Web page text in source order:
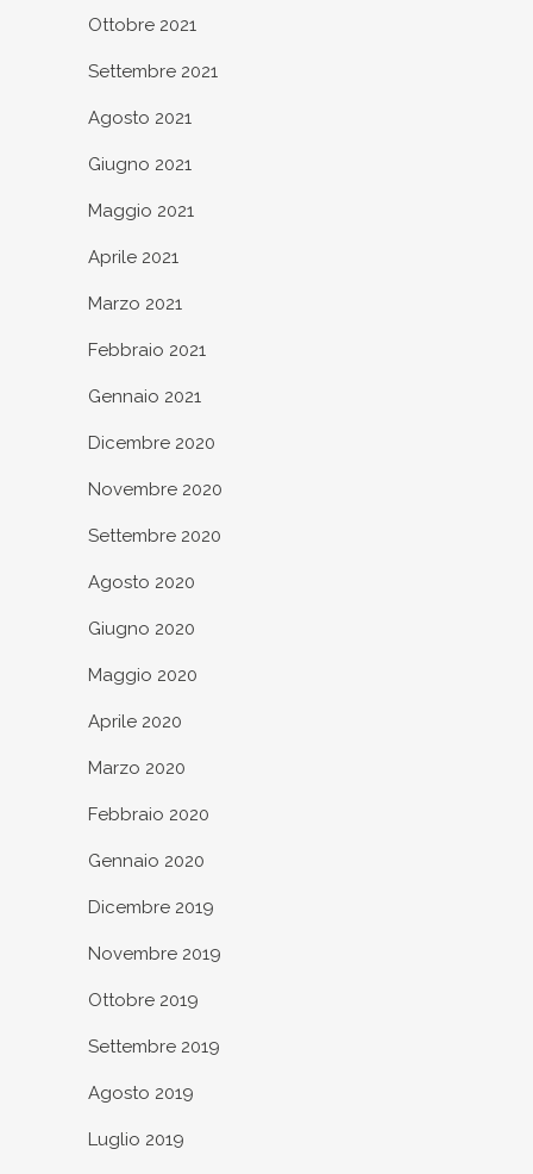
Ottobre 2021
Settembre 2021
Agosto 2021
Giugno 2021
Maggio 2021
Aprile 2021
Marzo 2021
Febbraio 2021
Gennaio 2021
Dicembre 2020
Novembre 2020
Settembre 2020
Agosto 2020
Giugno 2020
Maggio 2020
Aprile 2020
Marzo 2020
Febbraio 2020
Gennaio 2020
Dicembre 2019
Novembre 2019
Ottobre 2019
Settembre 2019
Agosto 2019
Luglio 2019